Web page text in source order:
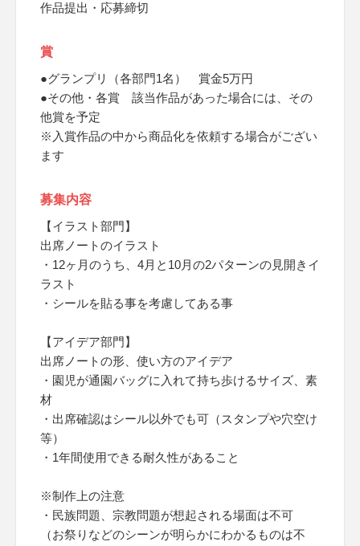
作品提出・応募締切
賞
●グランプリ（各部門1名） 賞金5万円
●その他・各賞 該当作品があった場合には、その
他賞を予定
※入賞作品の中から商品化を依頼する場合がござい
ます
募集内容
【イラスト部門】
出席ノートのイラスト
・12ヶ月のうち、4月と10月の2パターンの見開きイ
ラスト
・シールを貼る事を考慮してある事
【アイデア部門】
出席ノートの形、使い方のアイデア
・園児が通園バッグに入れて持ち歩けるサイズ、素
材
・出席確認はシール以外でも可（スタンプや穴空け
等）
・1年間使用できる耐久性があること
※制作上の注意
・民族問題、宗教問題が想起される場面は不可
（お祭りなどのシーンが明らかにわかるものは不